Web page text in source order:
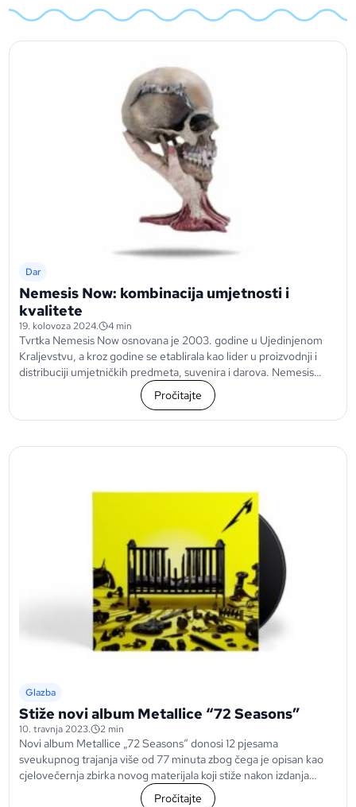
Dar
Nemesis Now: kombinacija umjetnosti i
kvalitete
19. kolovoza 2024. 4 min
Tvrtka Nemesis Now osnovana je 2003. godine u Ujedinjenom
Kraljevstvu, a kroz godine se etablirala kao lider u proizvodnji i
distribuciji umjetničkih predmeta, suvenira i darova. Nemesis
Now je prepoznatljiv po svom...Pročitajte
Glazba
Stiže novi album Metallice “72 Seasons”
10. travnja 2023. 2 min
Novi album Metallice „72 Seasons“ donosi 12 pjesama
sveukupnog trajanja više od 77 minuta zbog čega je opisan kao
cjelovečernja zbirka novog materijala koji stiže nakon izdanja
„Hardwired…To Self-Destruct“ iz 2016. godine....
Pročitajte